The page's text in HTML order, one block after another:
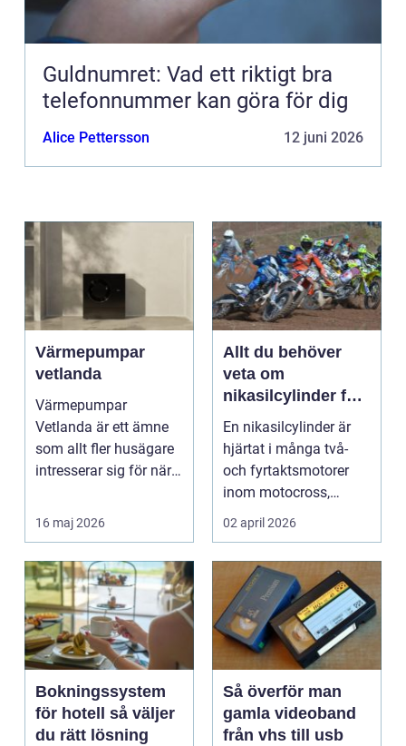
Guldnumret: Vad ett riktigt bra
telefonnummer kan göra för dig
Alice Pettersson 12 juni 2026
Värmepumpar
vetlanda
Värmepumpar
Vetlanda är ett ämne
som allt fler husägare
intresserar sig för när
16 maj 2026
Allt du behöver
veta om
nikasilcylinder för
motorcykel och
snöskoter
En nikasilcylinder är
hjärtat i många två-
och fyrtaktsmotorer
inom motocross,
enduro och
snöskoter....
02 april 2026
Bokningssystem
för hotell så väljer
du rätt lösning
Så överför man
gamla videoband
från vhs till usb